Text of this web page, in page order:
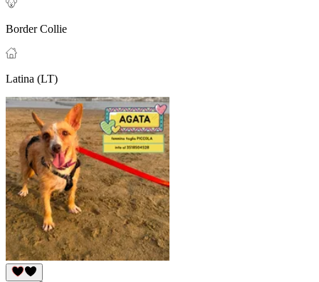
Border Collie
Latina (LT)